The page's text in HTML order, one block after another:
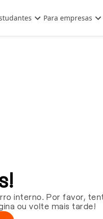
Para empresas
interno. Por favor,
ou volte mais tarde!